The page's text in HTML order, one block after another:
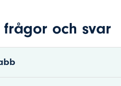
frågor och svar